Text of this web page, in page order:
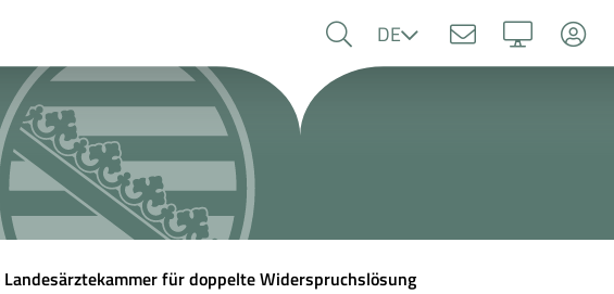
Sprache
DE
Landesärztekammer für doppelte Widerspruchslösung